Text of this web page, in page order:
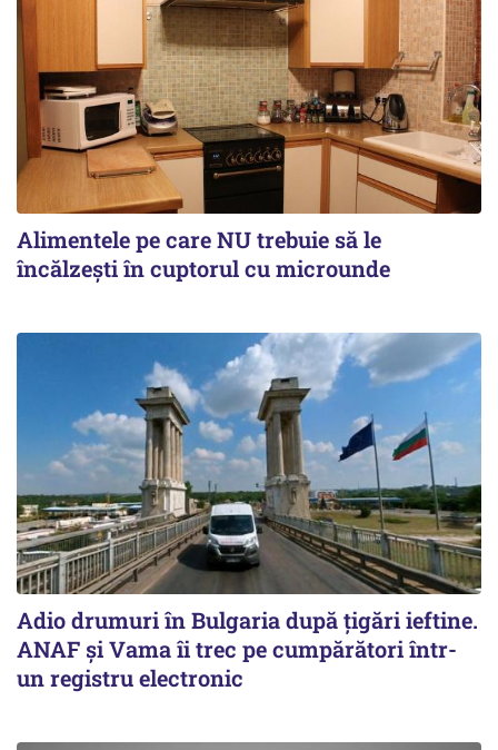
Alimentele pe care NU trebuie să le
încălzeşti în cuptorul cu microunde
Adio drumuri în Bulgaria după țigări ieftine.
ANAF și Vama îi trec pe cumpărători într-
un registru electronic